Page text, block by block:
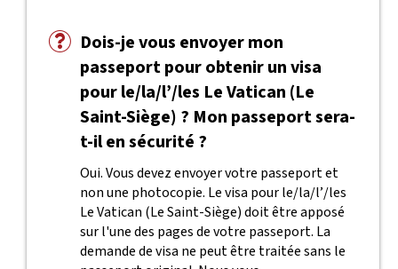
Dois-je vous envoyer mon
passeport pour obtenir un visa
pour le/la/l’/les Le Vatican (Le
Saint-Siège) ? Mon passeport sera-
t-il en sécurité ?
Oui. Vous devez envoyer votre passeport et
non une photocopie. Le visa pour le/la/l’/les
Le Vatican (Le Saint-Siège) doit être apposé
sur l'une des pages de votre passeport. La
demande de visa ne peut être traitée sans le